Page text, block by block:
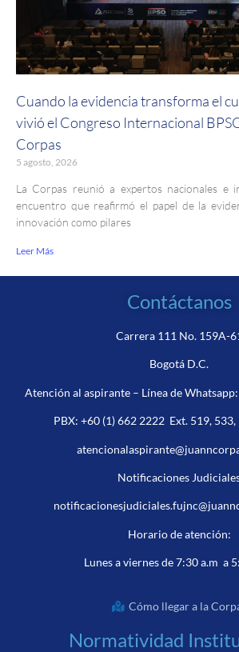
Cuando la evidencia transforma el
vivió el Congreso Internacional
Corpas
5 agosto, 2026
La Corpas reunió a expertos nacionales e
encuentro que reafirmó el papel de la
innovación como pilares
Leer Más
Contáctanos
Carrera 111 No. 159A-
Bogotá D.C.
Atención al aspirante – Línea de Whatsapp:
PBX: +60 (1) 662 2222Ext. 519, 533,
Notificaciones
Horario de atención:
Lunes a viernes de 7:30 a.m a
Cómo llegar a la
Normatividad